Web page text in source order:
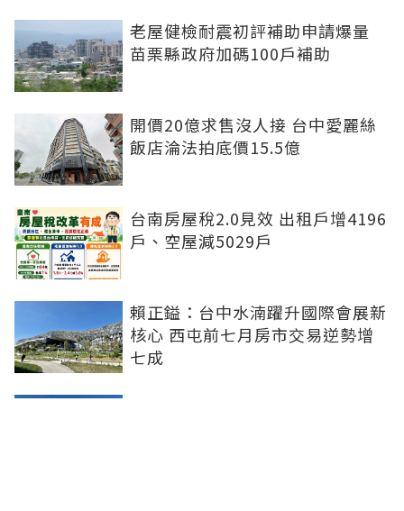
老屋健檢耐震初評補助申請爆量
苗栗縣政府加碼100戶補助
開價20億求售沒人接 台中愛麗絲
飯店淪法拍底價15.5億
台南房屋稅2.0見效 出租戶增4196
戶、空屋減5029戶
賴正鎰：台中水湳躍升國際會展新
核心 西屯前七月房市交易逆勢增
七成